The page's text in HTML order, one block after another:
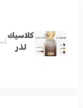
كلاسيك
لذر